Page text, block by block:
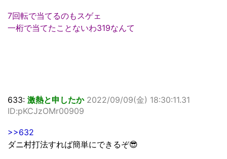
7回転で当てるのもスゲェ
一桁で当てたことないわ319なんて
633: 激熱と申したか 2022/09/09(金) 18:30:11.31
ID:pKCJzOMr00909
>>632
ダニ村打法すれば簡単にできるぞ😎